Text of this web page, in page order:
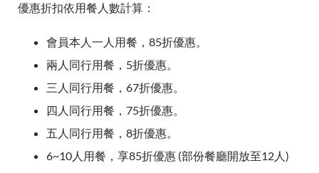
優惠折扣依用餐人數計算：
會員本人一人用餐，85折優惠。
兩人同行用餐，5折優惠。
三人同行用餐，67折優惠。
四人同行用餐，75折優惠。
五人同行用餐，8折優惠。
6~10人用餐，享85折優惠 (部份餐廳開放至12人)